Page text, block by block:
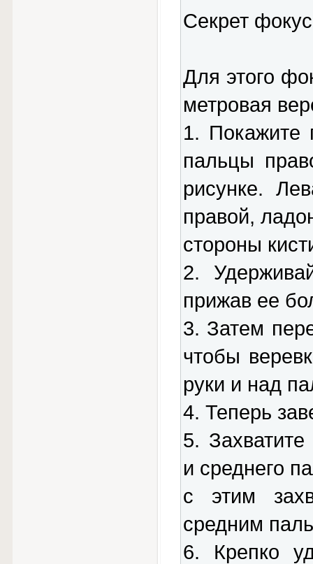
Секрет
Для этого
метровая
1. Покажите
пальцы
рисунке.
правой,
стороны
2.
прижав ее
3. Затем
чтобы
руки и над
4. Теперь
5. Захватите
и среднего
с этим
средним
6. Крепко